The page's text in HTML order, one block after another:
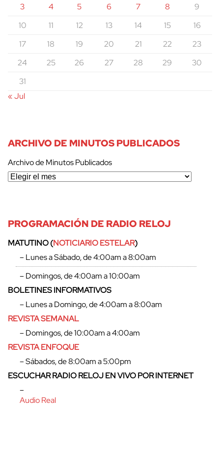
3 4 5 6 7 8
9
10
11 12 13 14 15
16
17
18 19 20 21 22
23
24
25 26 27 28 29
30
31
« Jul
ARCHIVO DE MINUTOS PUBLICADOS
Archivo de Minutos Publicados
PROGRAMACIÓN DE RADIO RELOJ
MATUTINO (NOTICIARIO ESTELAR)
– Lunes a Sábado, de 4:00am a 8:00am
– Domingos, de 4:00am a 10:00am
BOLETINES INFORMATIVOS
– Lunes a Domingo, de 4:00am a 8:00am
REVISTA SEMANAL
– Domingos, de 10:00am a 4:00am
REVISTA ENFOQUE
– Sábados, de 8:00am a 5:00pm
ESCUCHAR RADIO RELOJ EN VIVO POR INTERNET
–
Audio Real